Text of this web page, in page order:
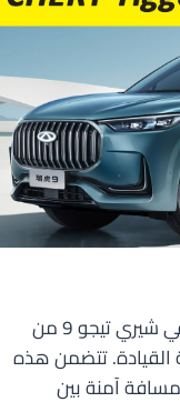
تعتبر أنظمة السلامة والحواسب الرئيسية في شيري تيجو 9 من
القيادة. تتضمن هذه
آمنة بين